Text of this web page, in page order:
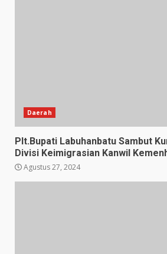
Daerah
Plt.Bupati Labuhanbatu Sambut
Divisi Keimigrasian Kanwil
Agustus 27, 2024